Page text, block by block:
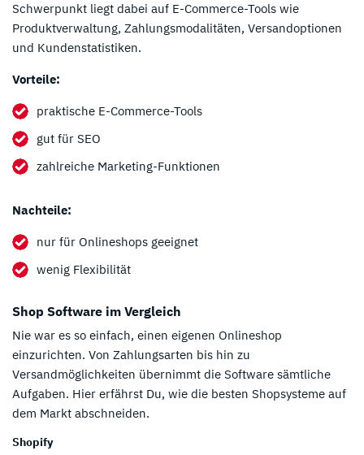
Schwerpunkt liegt dabei auf E-Commerce-Tools wie
Produktverwaltung, Zahlungsmodalitäten, Versandoptionen
und Kundenstatistiken.
Vorteile:
praktische E-Commerce-Tools
gut für SEO
zahlreiche Marketing-Funktionen
Nachteile:
nur für Onlineshops geeignet
wenig Flexibilität
Shop Software im Vergleich
Nie war es so einfach, einen eigenen Onlineshop
einzurichten. Von Zahlungsarten bis hin zu
Versandmöglichkeiten übernimmt die Software sämtliche
Aufgaben. Hier erfährst Du, wie die besten Shopsysteme auf
dem Markt abschneiden.
Shopify